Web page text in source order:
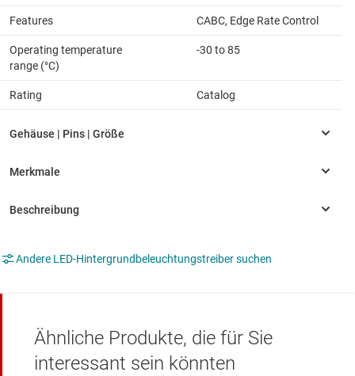
Features CABC, Edge Rate Control
Operating temperature
range (°C)
-30 to 85
Rating Catalog
Andere LED-Hintergrundbeleuchtungstreiber suchen
Ähnliche Produkte, die für Sie
interessant sein könnten